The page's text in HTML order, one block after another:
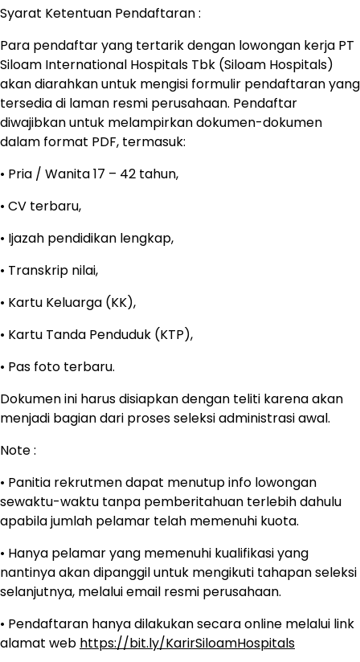
Syarat Ketentuan Pendaftaran :
Para pendaftar yang tertarik dengan lowongan kerja PT
Siloam International Hospitals Tbk (Siloam Hospitals)
akan diarahkan untuk mengisi formulir pendaftaran yang
tersedia di laman resmi perusahaan. Pendaftar
diwajibkan untuk melampirkan dokumen-dokumen
dalam format PDF, termasuk:
• Pria / Wanita 17 – 42 tahun,
• CV terbaru,
• Ijazah pendidikan lengkap,
• Transkrip nilai,
• Kartu Keluarga (KK),
• Kartu Tanda Penduduk (KTP),
• Pas foto terbaru.
Dokumen ini harus disiapkan dengan teliti karena akan
menjadi bagian dari proses seleksi administrasi awal.
Note :
• Panitia rekrutmen dapat menutup info lowongan
sewaktu-waktu tanpa pemberitahuan terlebih dahulu
apabila jumlah pelamar telah memenuhi kuota.
• Hanya pelamar yang memenuhi kualifikasi yang
nantinya akan dipanggil untuk mengikuti tahapan seleksi
selanjutnya, melalui email resmi perusahaan.
• Pendaftaran hanya dilakukan secara online melalui link
alamat web https://bit.ly/KarirSiloamHospitals